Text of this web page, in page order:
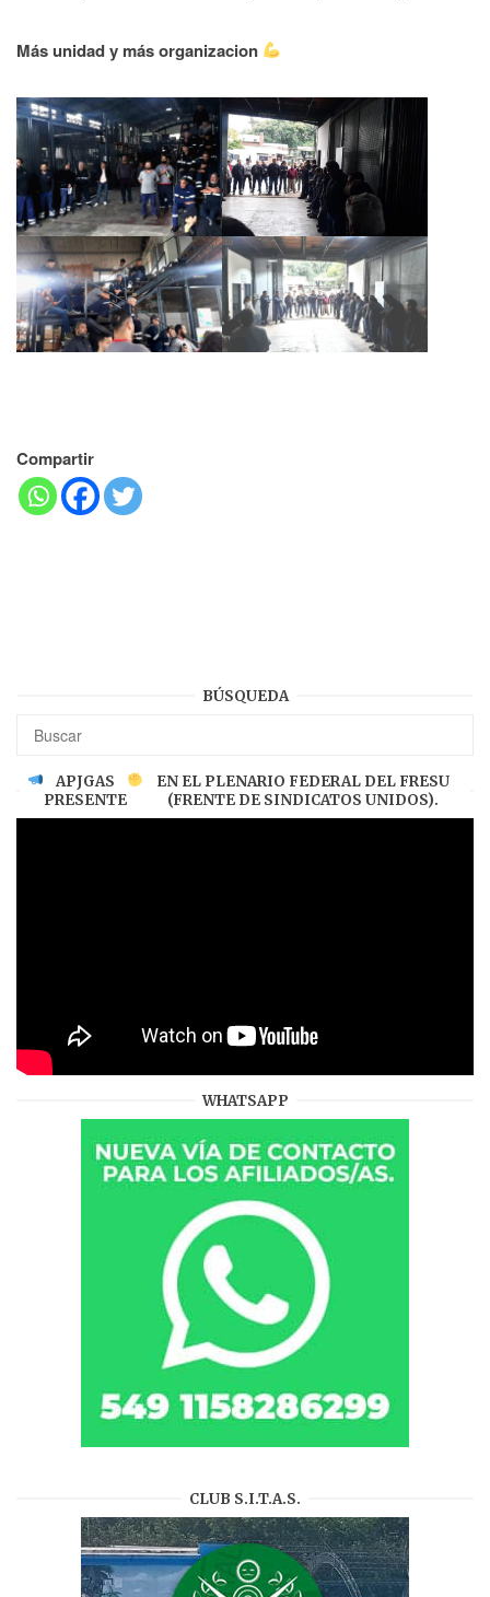
Más unidad y más organizacion
Compartir
BÚSQUEDA
APJGAS
PRESENTE
EN EL PLENARIO FEDERAL DEL FRESU
(FRENTE DE SINDICATOS UNIDOS).
WHATSAPP
CLUB S.I.T.A.S.